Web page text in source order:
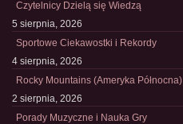
Czytelnicy Dzielą się Wiedzą
5 sierpnia, 2026
Sportowe Ciekawostki i Rekordy
4 sierpnia, 2026
Rocky Mountains (Ameryka Północna)
2 sierpnia, 2026
Porady Muzyczne i Nauka Gry